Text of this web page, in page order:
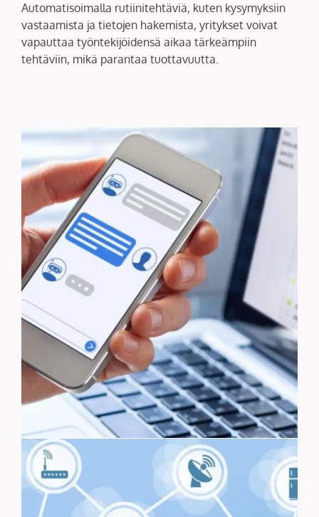
Automatisoimalla rutiinitehtäviä, kuten kysymyksiin
vastaamista ja tietojen hakemista, yritykset voivat
vapauttaa työntekijöidensä aikaa tärkeämpiin
tehtäviin, mikä parantaa tuottavuutta.